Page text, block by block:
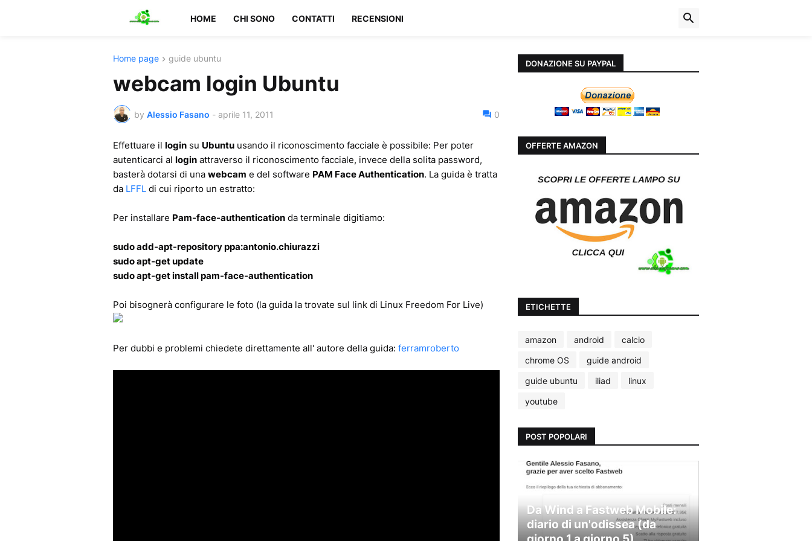
HOME CHI SONO CONTATTI RECENSIONI
Home page guide ubuntu
webcam login Ubuntu
by Alessio Fasano - aprile 11, 2011 0
Effettuare il login su Ubuntu usando il riconoscimento facciale è possibile: Per poter
autenticarci al login attraverso il riconoscimento facciale, invece della solita password,
basterà dotarsi di una webcam e del software PAM Face Authentication. La guida è tratta
da LFFL di cui riporto un estratto:
Per installare Pam-face-authentication da terminale digitiamo:
sudo add-apt-repository ppa:antonio.chiurazzi
sudo apt-get update
sudo apt-get install pam-face-authentication
Poi bisognerà configurare le foto (la guida la trovate sul link di Linux Freedom For Live)
Per dubbi e problemi chiedete direttamente all' autore della guida: ferramroberto
DONAZIONE SU PAYPAL
OFFERTE AMAZON
ETICHETTE
amazon android
calcio
chrome OS
guide android
guide ubuntu
iliad
linux
youtube
POST POPOLARI
Da Wind a Fastweb Mobile:
diario di un'odissea (da